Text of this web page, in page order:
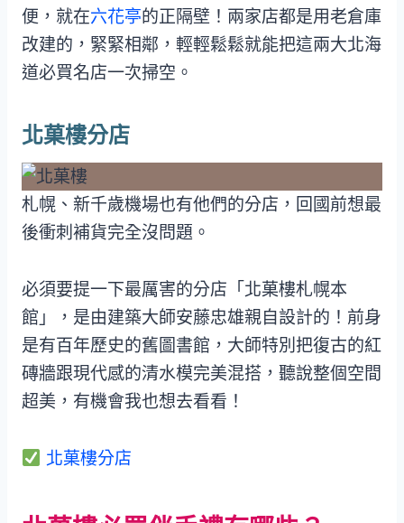
便，就在六花亭的正隔壁！兩家店都是用老倉庫
改建的，緊緊相鄰，輕輕鬆鬆就能把這兩大北海
道必買名店一次掃空。
北菓樓分店
札幌、新千歲機場也有他們的分店，回國前想最
後衝刺補貨完全沒問題。
必須要提一下最厲害的分店「北菓樓札幌本
館」，是由建築大師安藤忠雄親自設計的！前身
是有百年歷史的舊圖書館，大師特別把復古的紅
磚牆跟現代感的清水模完美混搭，聽說整個空間
超美，有機會我也想去看看！
北菓樓分店